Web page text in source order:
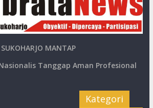
SUKOHARJO MANTAP
Tanggap Aman Profesional
Kategori